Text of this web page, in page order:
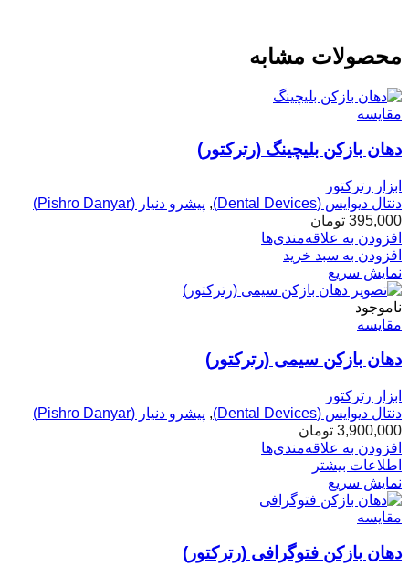
محصولات مشابه
مقایسه
دهان بازکن بلیچینگ (رترکتور)
ابزار رترکتور
دنتال دیوایس (Dental Devices)
, پیشرو دنیار (Pishro Danyar)
395,000 تومان
افزودن به علاقه‌مندی‌ها
افزودن به سبد خرید
نمایش سریع
ناموجود
مقایسه
دهان بازکن سیمی (رترکتور)
ابزار رترکتور
دنتال دیوایس (Dental Devices)
, پیشرو دنیار (Pishro Danyar)
3,900,000 تومان
افزودن به علاقه‌مندی‌ها
اطلاعات بیشتر
نمایش سریع
مقایسه
دهان بازکن فتوگرافی (رترکتور)